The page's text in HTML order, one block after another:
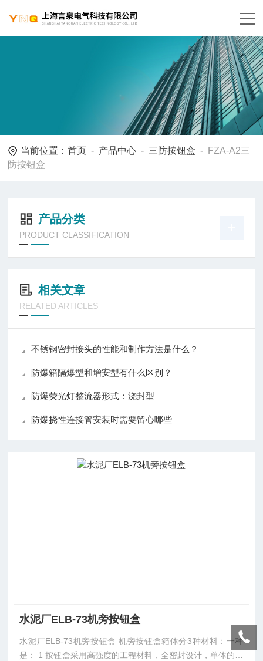
当前位置：首页 - 产品中心 - 三防按钮盒 -
FZA-A2三
防按钮盒
产品分类
PRODUCT CLASSIFICATION
相关文章
RELATED ARTICLES
不锈钢密封接头的性能和制作方法是什么？
防爆箱隔爆型和增安型有什么区别？
防爆荧光灯整流器形式：浇封型
防爆挠性连接管安装时需要留心哪些
水泥厂ELB-73机旁按钮盒
水泥厂ELB-73机旁按钮盒 机旁按钮盒箱体分3种材料：一种
是： 1 按钮盒采用高强度的工程材料，全密封设计，单体的防